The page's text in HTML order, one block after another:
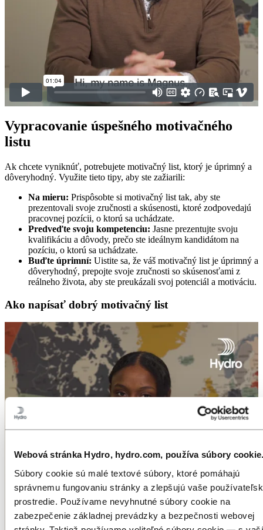
Webová stránka Hydro, hydro.com, používa súbory cookie.
Súbory cookie sú malé textové súbory, ktoré pomáhajú
správnemu fungovaniu stránky a zlepšujú vaše
prostredie. Používame nevyhnutné súbory cookie na
zabezpečenie základnej prevádzky a bezpečnosti webovej
Vypracovanie úspešného motivačného
listu
Ak chcete vyniknúť, potrebujete motivačný list, ktorý je úprimný a
dôveryhodný. Využite tieto tipy, aby ste zažiarili:
Na mieru: Prispôsobte si motivačný list tak, aby ste
prezentovali svoje zručnosti a skúsenosti, ktoré zodpovedajú
pracovnej pozícii, o ktorú sa uchádzate.
Predveďte svoju kompetenciu: Jasne prezentujte svoju
kvalifikáciu a dôvody, prečo ste ideálnym kandidátom na
pozíciu, o ktorú sa uchádzate.
Buďte úprimní: Uistite sa, že váš motivačný list je úprimný a
dôveryhodný, prepojte svoje zručnosti so skúsenosťami z
reálneho života, aby ste preukázali svoj potenciál a motiváciu.
Ako napísať dobrý motivačný list